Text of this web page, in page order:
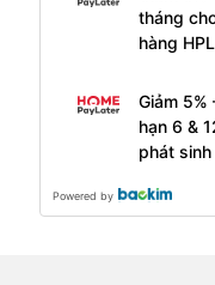
tháng
hàng HPL
Giảm
hạn 6 &
phát
Powered by